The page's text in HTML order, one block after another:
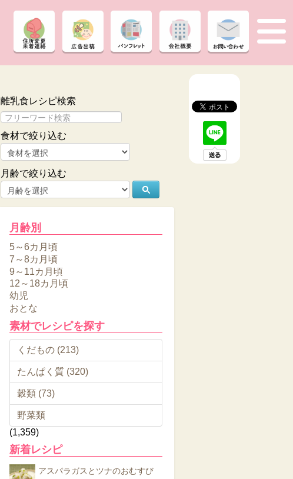
離乳食レシピ検索
食材で絞り込む
月齢で絞り込む
月齢別
5～6カ月頃
7～8カ月頃
9～11カ月頃
12～18カ月頃
幼児
おとな
素材でレシピを探す
くだもの (213)
たんぱく質 (320)
穀類 (73)
野菜類
(1,359)
新着レシピ
アスパラガスとツナのおむすび